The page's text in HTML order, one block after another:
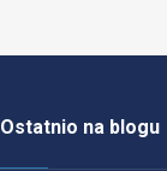
Ostatnio na blogu